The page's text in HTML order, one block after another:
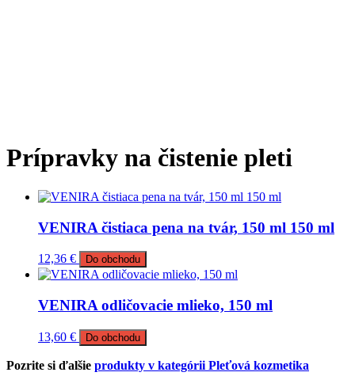
Prípravky na čistenie pleti
VENIRA čistiaca pena na tvár, 150 ml 150 ml
12,36 € Do obchodu
VENIRA odličovacie mlieko, 150 ml
13,60 € Do obchodu
Pozrite si ďalšie produkty v kategórii Pleťová kozmetika